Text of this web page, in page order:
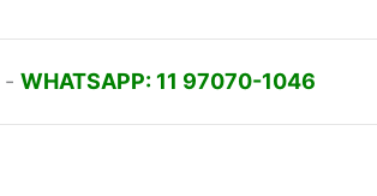
- WHATSAPP: 11 97070-1046